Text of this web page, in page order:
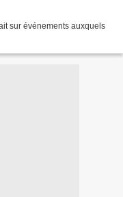
sur événements auxquels